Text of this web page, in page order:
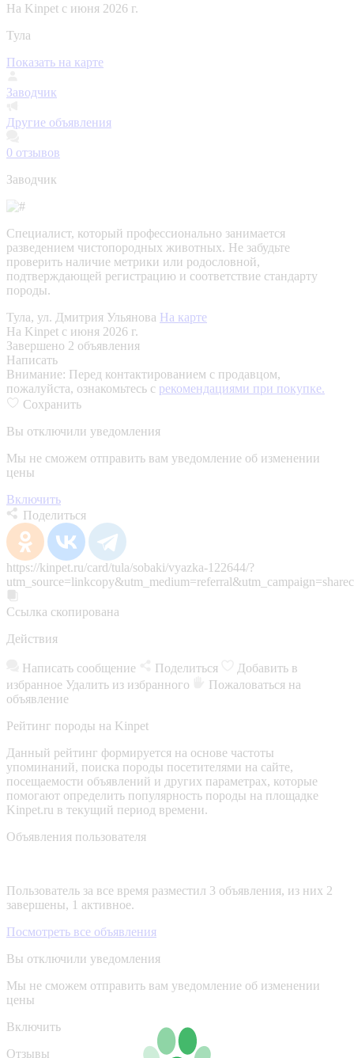
На Kinpet c июня 2026 г.
Тула
Показать на карте
Заводчик
Другие объявления
0 отзывов
Заводчик
Специалист, который профессионально занимается
разведением чистопородных животных. Не забудьте
проверить наличие метрики или родословной,
подтверждающей регистрацию и соответствие стандарту
породы.
Тула, ул. Дмитрия Ульянова На карте
На Kinpet c июня 2026 г.
Завершено 2 объявления
Написать
Внимание: Перед контактированием с продавцом,
пожалуйста, ознакомьтесь с рекомендациями при покупке.
Сохранить
Вы отключили уведомления
Мы не сможем отправить вам уведомление об изменении
цены
Включить
Поделиться
https://kinpet.ru/card/tula/sobaki/vyazka-122644/?
Ссылка скопирована
Действия
Написать сообщение Поделиться
Добавить в
избранное Удалить из избранного
Пожаловаться на
объявление
Рейтинг породы на Kinpet
Данный рейтинг формируется на основе частоты
упоминаний, поиска породы посетителями на сайте,
посещаемости объявлений и других параметрах, которые
помогают определить популярность породы на площадке
Kinpet.ru в текущий период времени.
Объявления пользователя
Пользователь за все время разместил 3 объявления, из них 2
завершены, 1 активное.
Посмотреть все объявления
Вы отключили уведомления
Мы не сможем отправить вам уведомление об изменении
цены
Включить
Отзывы